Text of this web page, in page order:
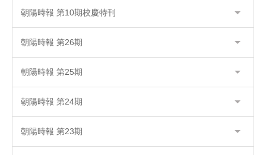
朝陽時報 第10期校慶特刊
朝陽時報 第26期
朝陽時報 第25期
朝陽時報 第24期
朝陽時報 第23期